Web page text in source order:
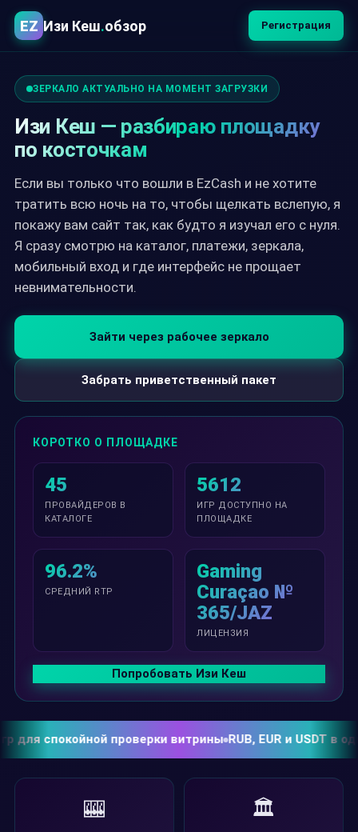
EZ Изи Кеш.обзор Регистрация
ЗЕРКАЛО АКТУАЛЬНО НА МОМЕНТ ЗАГРУЗКИ
Изи Кеш — разбираю площадку
по косточкам
Если вы только что вошли в EzCash и не хотите
тратить всю ночь на то, чтобы щелкать вслепую, я
покажу вам сайт так, как будто я изучал его с нуля.
Я сразу смотрю на каталог, платежи, зеркала,
мобильный вход и где интерфейс не прощает
невнимательности.
Зайти через рабочее зеркало
Забрать приветственный пакет
КОРОТКО О ПЛОЩАДКЕ
45
ПРОВАЙДЕРОВ В
КАТАЛОГЕ
5612
ИГР ДОСТУПНО НА
ПЛОЩАДКЕ
96.2%
СРЕДНИЙ RTP
Gaming
Curaçao №
365/JAZ
ЛИЦЕНЗИЯ
Попробовать Изи Кеш
спокойной проверки витрины RUB, EUR и USDT в одном
🎰 🏛️